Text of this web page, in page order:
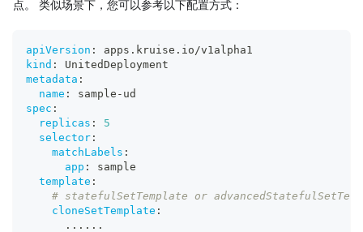
点。 类似场景下，您可以参考以下配置方式：
apiVersion :
apps.kruise.io/v1alpha1
kind :
UnitedDeployment
metadata :
name : sample - ud
spec :
replicas :
5
selector :
matchLabels :
app :
sample
template :
# statefulSetTemplate or
cloneSetTemplate :
... ...